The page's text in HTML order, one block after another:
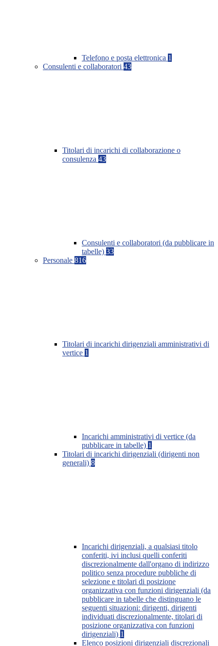
Telefono e posta elettronica 1
Consulenti e collaboratori 43
Titolari di incarichi di collaborazione o
consulenza 43
Consulenti e collaboratori (da pubblicare in
tabelle) 33
Personale 816
Titolari di incarichi dirigenziali amministrativi di
vertice 1
Incarichi amministrativi di vertice (da
pubblicare in tabelle) 1
Titolari di incarichi dirigenziali (dirigenti non
generali) 8
Incarichi dirigenziali, a qualsiasi titolo
conferiti, ivi inclusi quelli conferiti
discrezionalmente dall'organo di indirizzo
politico senza procedure pubbliche di
selezione e titolari di posizione
organizzativa con funzioni dirigenziali (da
pubblicare in tabelle che distinguano le
seguenti situazioni: dirigenti, dirigenti
individuati discrezionalmente, titolari di
posizione organizzativa con funzioni
dirigenziali) 1
Elenco posizioni dirigenziali discrezionali